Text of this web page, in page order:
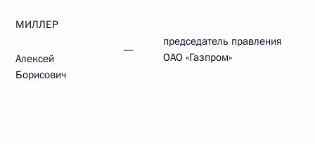
МИЛЛЕР
Алексей
Борисович
—
председатель правления
ОАО «Газпром»